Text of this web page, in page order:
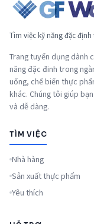
Tìm việc kỹ năng đặc định
Trang tuyển dụng dành
năng đặc đinh trong
uống, chế biến thực
khác. Chúng tôi giúp
và dễ dàng.
TÌM VIỆC
Nhà hàng
Sản xuất thực phẩm
Yêu thích